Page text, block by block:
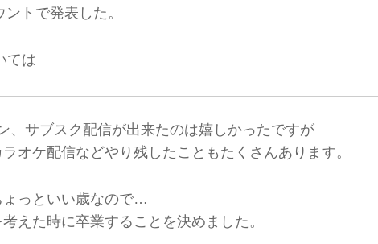
トで発表した。
ては
、サブスク配信が出来たのは嬉しかったですが
オケ配信などやり残したこともたくさんあります。
ょっといい歳なので…
えた時に卒業することを決めました。